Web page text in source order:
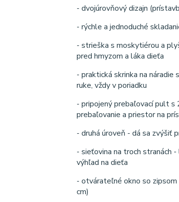
- dvojúrovňový dizajn
- rýchle a jednoduché
- strieška s moskytiérou a
pred hmyzom a láka dieťa
- praktická skrinka na
ruke, vždy v poriadku
- pripojený prebaľovací pult s
prebaľovanie a priestor na
- druhá úroveň - dá sa zvýšiť
- sieťovina na troch stranách
výhľad na dieťa
- otvárateľné okno so
cm)